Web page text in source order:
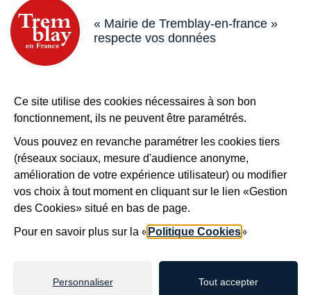
« Mairie de Tremblay-en-france »
respecte vos données
Ce site utilise des cookies nécessaires à son bon
fonctionnement, ils ne peuvent être paramétrés.
Vous pouvez en revanche paramétrer les cookies tiers
(réseaux sociaux, mesure d'audience anonyme,
amélioration de votre expérience utilisateur) ou modifier
vos choix à tout moment en cliquant sur le lien «Gestion
des Cookies» situé en bas de page.
Pour en savoir plus sur la « Politique Cookies»
Personnaliser Tout accepter
18 boulevard de l’Hôtel de Ville, 93290 Tremblay-en-France
Horaires
Du lundi au vendredi de 8h30 à 12h et de 13h à 17h
Le samedi de 8h30 à 12h
Bouton contacterNous contacter
Plus deTremblay !
S’inscrire à la newsletter
Nos autres sites
Accessibilité : non conforme
Politiques de confidentialité
Gestion des cookies